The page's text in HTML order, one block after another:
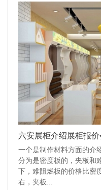
六安展柜介绍展柜报
一个是制作材料方面的介
分为是密度板的，夹板和
下，难阻燃板的价格比密
右，夹板...